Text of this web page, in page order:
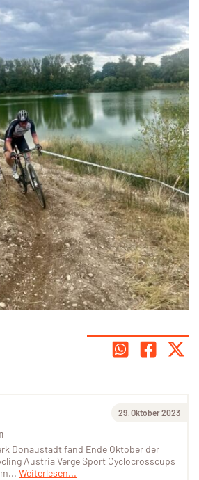
29. Oktober 2023
Donaustadt fand Ende Oktober der
Austria Verge Sport Cyclocrosscups
Weiterlesen...